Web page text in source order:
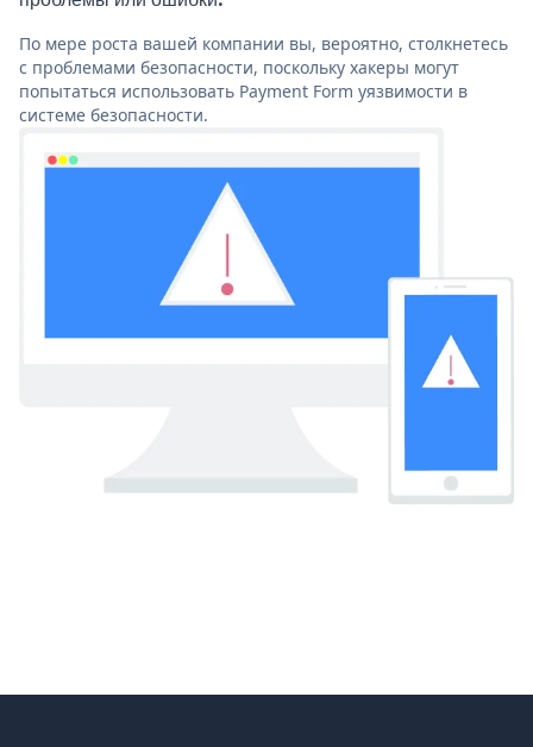
По мере роста вашей компании вы, вероятно, столкнетесь
с проблемами безопасности, поскольку хакеры могут
попытаться использовать Payment Form уязвимости в
системе безопасности.